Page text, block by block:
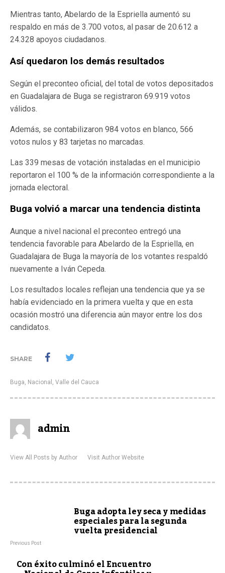
Mientras tanto, Abelardo de la Espriella aumentó su
respaldo en más de 3.700 votos, al pasar de 20.612 a
24.328 apoyos ciudadanos.
Así quedaron los demás resultados
Según el preconteo oficial, del total de votos depositados
en Guadalajara de Buga se registraron 69.919 votos
válidos.
Además, se contabilizaron 984 votos en blanco, 566
votos nulos y 83 tarjetas no marcadas.
Las 339 mesas de votación instaladas en el municipio
reportaron el 100 % de la información correspondiente a la
jornada electoral.
Buga volvió a marcar una tendencia distinta
Aunque a nivel nacional el preconteo entregó una
tendencia favorable para Abelardo de la Espriella, en
Guadalajara de Buga la mayoría de los votantes respaldó
nuevamente a Iván Cepeda.
Los resultados locales reflejan una tendencia que ya se
había evidenciado en la primera vuelta y que en esta
ocasión mostró una diferencia aún mayor entre los dos
candidatos.
SHARE
Buga, Nacional , Valle del Cauca
admin
View All Posts by Author Visit Author Website
Buga adopta ley seca y medidas
especiales para la segunda
vuelta presidencial
Previous Post
Con éxito culminó el Encuentro